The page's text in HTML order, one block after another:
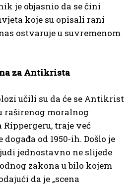
je objasnio da se čini
koje su opisali rani
ostvaruje u suvremenom
za Antikrista
učili su da će se Antikrist
raširenog moralnog
Rippergeru, traje već
događa od 1950-ih. Došlo je
jednostavno ne slijede
zakona u bilo kojem
da je „scena